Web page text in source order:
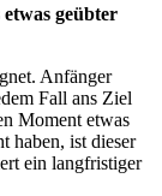
geübter
Anfänger
Fall ans Ziel
Moment etwas
haben, ist dieser
ein langfristiger